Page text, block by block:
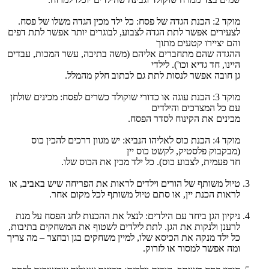
מוקד 2: הכנת הגדה של פסח: כל ילד מכין הגדה משלו של פסח.
לצעירים אפשר לתת הגדה לצבוע, לבוגרים יותר אפשר לתת דפים
והם יציירו קטעים מתוך
ההגדה שהם מתחברים אליהם (משה בתיבה, עשר המכות, עבדים
היינו, חד גדיא וכו'). לילדי
גן חובה אפשר לנסות לתת גם לכתוב חלק מהמלל.
מוקד 3: הכנת עוגה או כדורי שוקולד כשרים לפסח: מכינים שולחן
עם כל המצרכים והילדים
מכינים את הקינוח לסדר הפסח.
מוקד 4: הכנת כוס לאליהו הנביא: יש מגוון דרכים להכין כוס
(מבקבוק פלסטיק, לקשט כוס יין
חד פעמית, לצבוע כוס). כל ילד מכין את הכוס שלו.
טיול משותף של הורים וילדים לראות את הפריחה שיש באביב, או
לראות הכנת יין, או סתם טיול משותף לכל מקום אחר.
ניקיון הגן ביחד עם הילדים: לנצל את ההכנות לחג הפסח על מנת
לרענן ולנקות את הגן. לתת לילדים לשטוף את המשחקים בתיבות,
כל ילד מנקה את הכיסא שלו, למיין משחקים בגן ובחצר – מה צריך
ומה אפשר למסור או לזרוק.